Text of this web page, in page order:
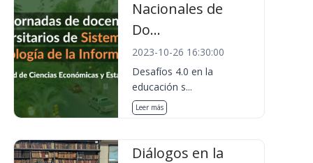
Nacionales de
Do...
2023-10-26 16:30:00
Desafíos 4.0 en la
educación s...
Leer más
Diálogos en la